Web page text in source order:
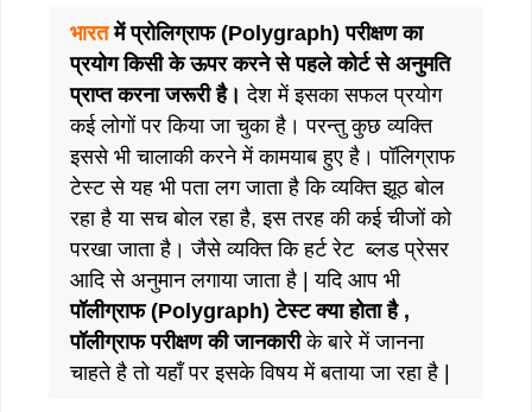
भारतमें प्रोलिग्राफ (Polygraph) परीक्षण का
प्रयोग किसी के ऊपर करने से पहले कोर्ट से अनुमति
प्राप्त करना जरूरी है। देश में इसका सफल प्रयोग
कई लोगों पर किया जा चुका है। ‌‌‌परन्तु कुछ व्यक्ति
इससे भी चालाकी करने में कामयाब हुए है। पॉलिग्राफ
टेस्ट से यह भी पता लग जाता है कि व्यक्ति झूठ बोल
रहा है या सच बोल रहा है, इस तरह की कई चीजों को
परखा जाता है। जैसे व्यक्ति कि हर्ट रेट ब्लड प्रेसर
आदि से अनुमान लगाया जाता है | यदि आप भी
पॉलीग्राफ (Polygraph) टेस्ट क्या होता है ,
पॉलीग्राफ परीक्षण की जानकारीके बारे में जानना
चाहते है तो यहाँ पर इसके विषय में बताया जा रहा है |